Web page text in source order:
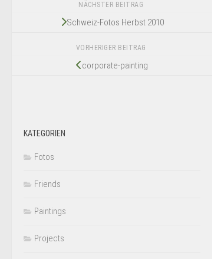
NÄCHSTER BEITRAG
Schweiz-Fotos Herbst 2010
VORHERIGER BEITRAG
corporate-painting
KATEGORIEN
Fotos
Friends
Paintings
Projects